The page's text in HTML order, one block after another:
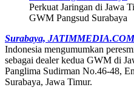
Perkuat Jaringan di Jawa
GWM Pangsud Surabaya
Surabaya, JATIMMEDIA.COM
Indonesia mengumumkan
sebagai dealer kedua GWM di
Panglima Sudirman No.46-48,
Surabaya, Jawa Timur.